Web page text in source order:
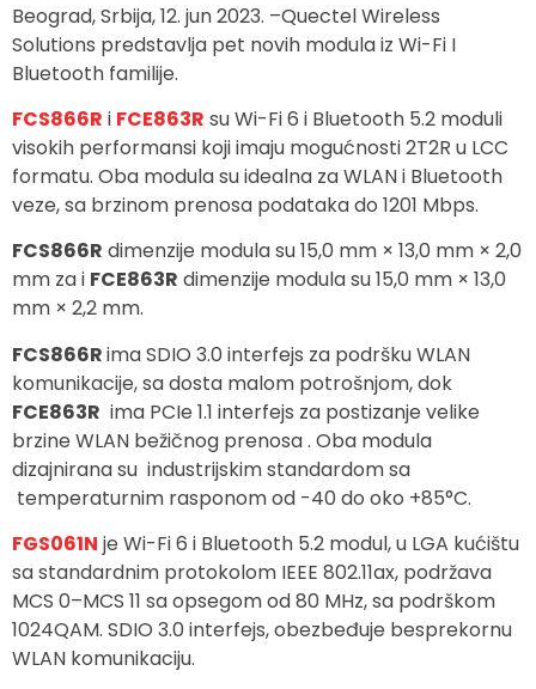
Beograd, Srbija, 12. jun 2023. –Quectel Wireless
Solutions predstavlja pet novih modula iz Wi-Fi I
Bluetooth familije.
FCS866R i FCE863R su Wi-Fi 6 i Bluetooth 5.2 moduli
visokih performansi koji imaju mogućnosti 2T2R u LCC
formatu. Oba modula su idealna za WLAN i Bluetooth
veze, sa brzinom prenosa podataka do 1201 Mbps.
FCS866R dimenzije modula su 15,0 mm × 13,0 mm × 2,0
mm za i FCE863R dimenzije modula su 15,0 mm × 13,0
mm × 2,2 mm.
FCS866Rima SDIO 3.0 interfejs za podršku WLAN
komunikacije, sa dosta malom potrošnjom, dok
FCE863R ima PCIe 1.1 interfejs za postizanje velike
brzine WLAN bežičnog prenosa . Oba modula
dizajnirana su industrijskim standardom sa
temperaturnim rasponom od -40 do oko +85°C.
FGS061N je Wi-Fi 6 i Bluetooth 5.2 modul, u LGA kućištu
sa standardnim protokolom IEEE 802.11ax, podržava
MCS 0–MCS 11 sa opsegom od 80 MHz, sa podrškom
1024QAM. SDIO 3.0 interfejs, obezbeđuje besprekornu
WLAN komunikaciju.